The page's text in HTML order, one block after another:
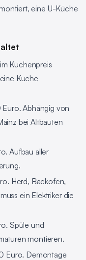
eine U-Küche
Küchenpreis
Küche
Abhängig von
bei Altbauten
Aufbau aller
Herd, Backofen,
ein Elektriker die
Spüle und
montieren.
Euro. Demontage